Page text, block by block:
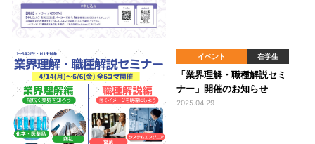
イベント 在学生
「業界理解・職種解説セミ
ナー」開催のお知らせ
2025.04.29